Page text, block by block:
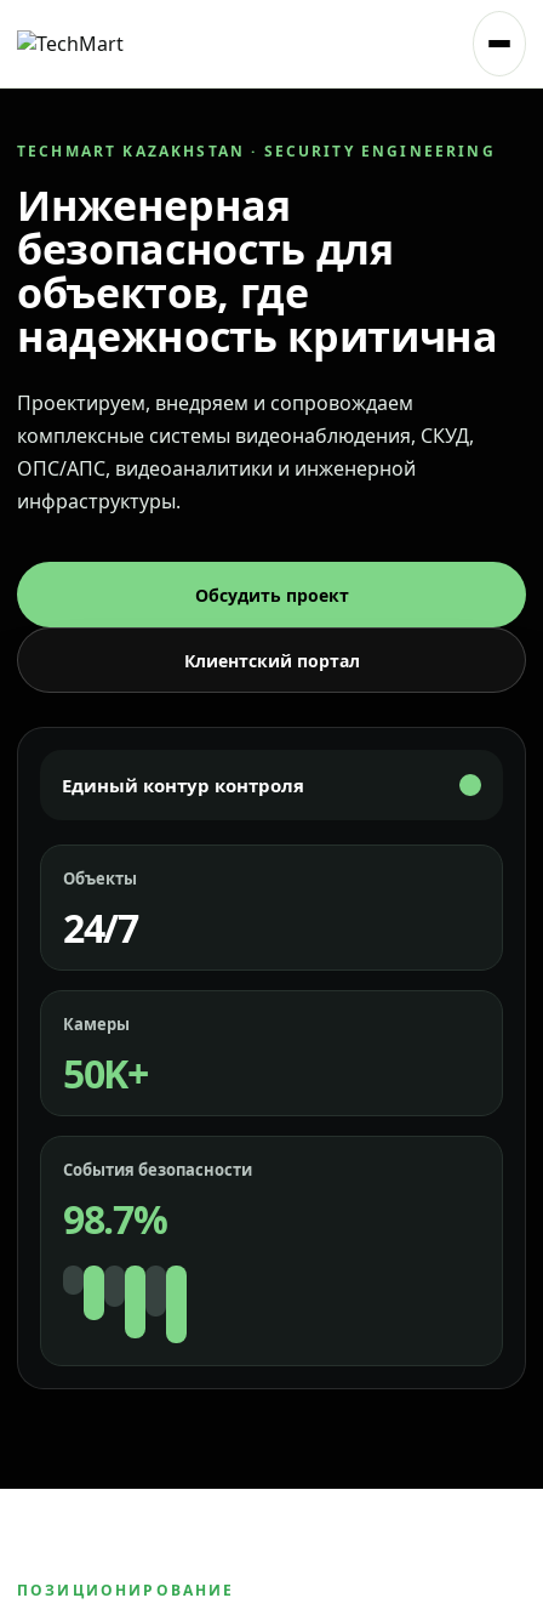
TECHMART KAZAKHSTAN · SECURITY ENGINEERING
Инженерная
безопасность для
объектов, где
надежность критична
Проектируем, внедряем и сопровождаем
комплексные системы видеонаблюдения, СКУД,
ОПС/АПС, видеоаналитики и инженерной
инфраструктуры.
Обсудить проект
Клиентский портал
Единый контур контроля
Объекты
24/7
Камеры
50K+
События безопасности
98.7%
ПОЗИЦИОНИРОВАНИЕ